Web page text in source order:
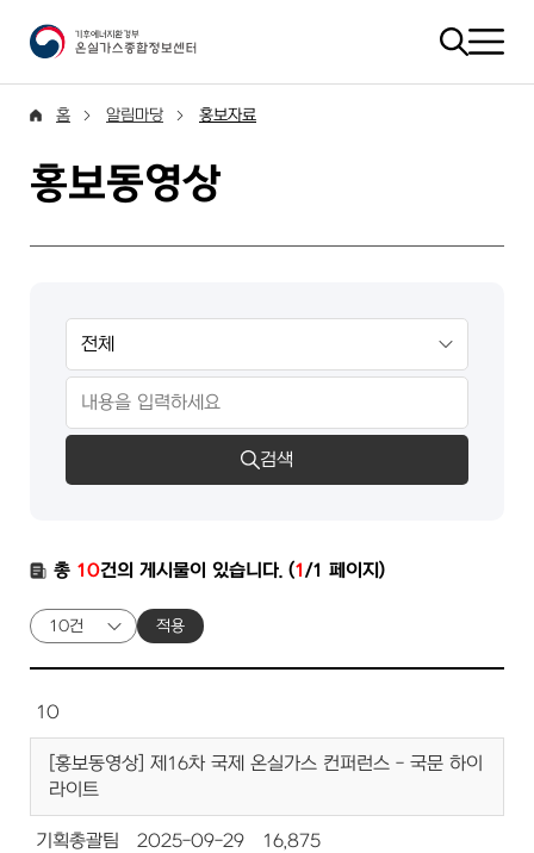
홈 알림마당 홍보자료
홍보동영상
검색
총 10건의 게시물이 있습니다. (1/1 페이지)
적용
10
[홍보동영상] 제16차 국제 온실가스 컨퍼런스 - 국문 하이
라이트
기획총괄팀 2025-09-29 16,875